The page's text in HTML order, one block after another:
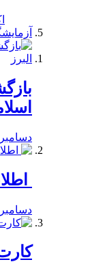
دسامبر 25, 2019
دسامبر 25, 2019